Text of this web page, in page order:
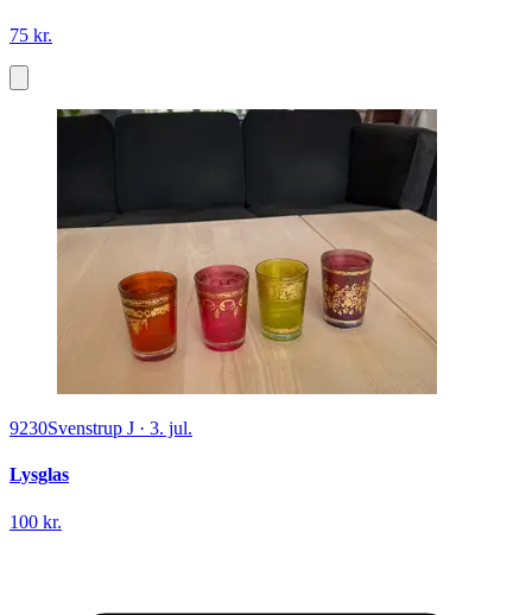
75 kr.
9230Svenstrup J · 3. jul.
Lysglas
100 kr.